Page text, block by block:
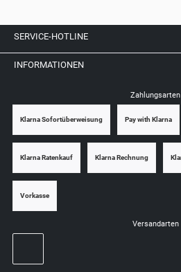
SERVICE-HOTLINE
INFORMATIONEN
Zahlungsarten
Klarna Sofortüberweisung Pay with Klarna
Klarna Ratenkauf Klarna Rechnung
Vorkasse
Versandarten